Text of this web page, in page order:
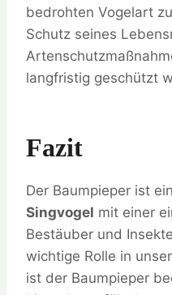
bedrohten Vogelart
Schutz seines
langfristig geschützt
Fazit
Der Baumpieper ist
Singvogel mit einer
Bestäuber und
wichtige Rolle in
ist der Baumpieper